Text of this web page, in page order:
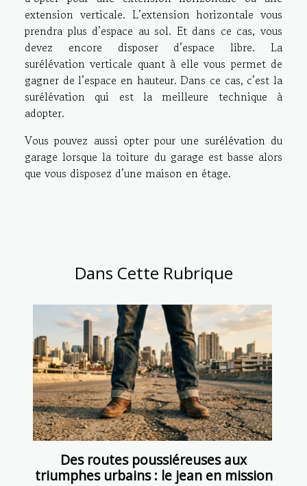
extension verticale. L’extension horizontale vous
prendra plus d’espace au sol. Et dans ce cas, vous
devez encore disposer d’espace libre. La
surélévation verticale quant à elle vous permet de
gagner de l’espace en hauteur. Dans ce cas, c’est la
surélévation qui est la meilleure technique à
adopter.
Vous pouvez aussi opter pour une surélévation du
garage lorsque la toiture du garage est basse alors
que vous disposez d’une maison en étage.
Dans Cette Rubrique
Des routes poussiéreuses aux
triumphes urbains : le jean en mission